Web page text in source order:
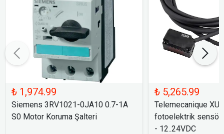
₺ 1,974.99
Siemens 3RV1021-0JA10 0.7-1A
S0 Motor Koruma Şalteri
₺ 5,265.99
Telemecanique
fotoelektrik sensör
- 12..24VDC